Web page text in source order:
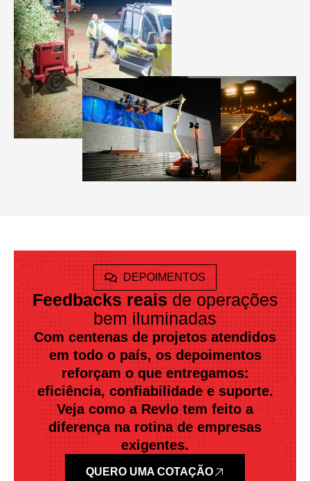
DEPOIMENTOS
Feedbacks reaisde operações
bem iluminadas
Com centenas de projetos atendidos
em todo o país, os depoimentos
reforçam o que entregamos:
eficiência, confiabilidade e suporte.
Veja como a Revlo tem feito a
diferença na rotina de empresas
exigentes.
QUERO UMA COTAÇÃO